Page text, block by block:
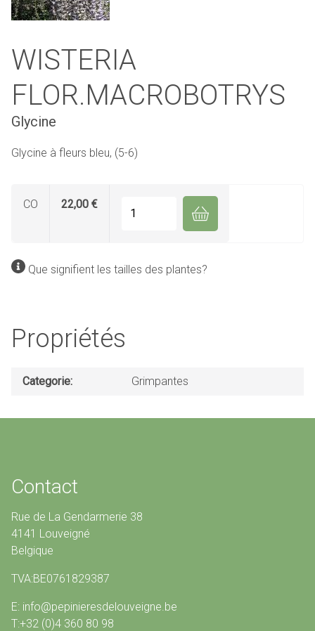
WISTERIA
FLOR.MACROBOTRYS
Glycine
Glycine à fleurs bleu, (5-6)
CO 22,00 €
Que signifient les tailles des plantes?
Propriétés
Categorie Grimpantes
Contact
Rue de La Gendarmerie 38
4141 Louveigné
Belgique
TVA:BE0761829387
E: info@pepinieresdelouveigne.be
T:+32 (0)4 360 80 98